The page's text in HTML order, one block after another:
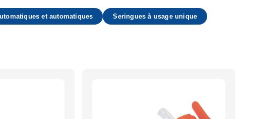
et automatiques Seringues à usage unique